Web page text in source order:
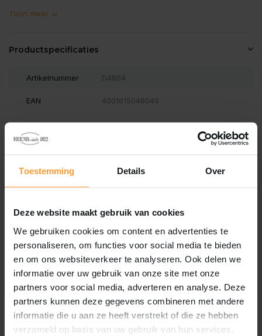
Toestemming Details Over
Deze website maakt gebruik van cookies
We gebruiken cookies om content en advertenties te
personaliseren, om functies voor social media te bieden
en om ons websiteverkeer te analyseren. Ook delen we
informatie over uw gebruik van onze site met onze
partners voor social media, adverteren en analyse. Deze
partners kunnen deze gegevens combineren met andere
informatie die u aan ze heeft verstrekt of die ze hebben
verzameld op basis van uw gebruik van hun services.
Toon meer
Productspecificaties
Artikelnummer D4804
EAN 4001615048049
Reviews
Schrijf je eigen review
Recent bekeken